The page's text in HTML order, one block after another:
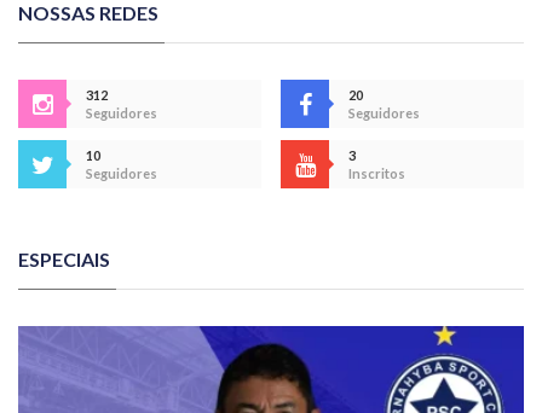
NOSSAS REDES
312
Seguidores
20
Seguidores
10
Seguidores
3
Inscritos
ESPECIAIS